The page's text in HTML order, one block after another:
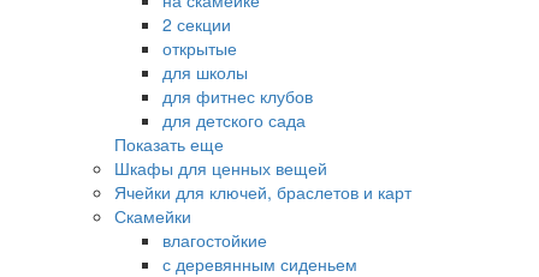
2 секции
открытые
для школы
для фитнес клубов
для детского сада
Показать еще
Шкафы для ценных вещей
Ячейки для ключей, браслетов и карт
Скамейки
влагостойкие
с деревянным сиденьем